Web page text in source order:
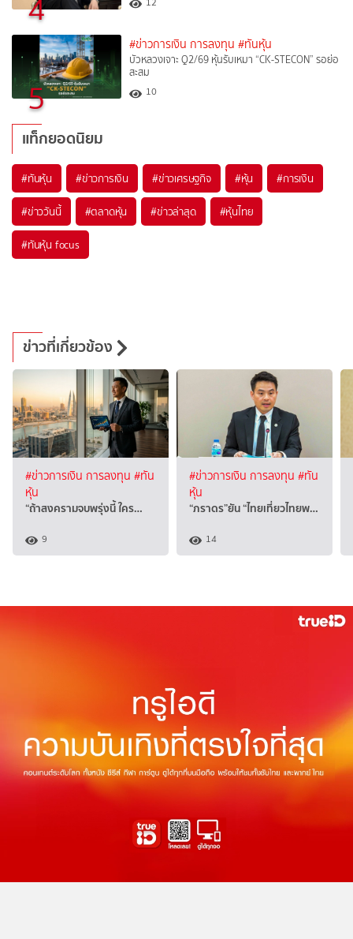
5
#ข่าวการเงิน การลงทุน #ทันหุ้น
บัวหลวงเจาะ Q2/69 หุ้นรับเหมา “CK-STECON” รอย่อ
สะสม
10
แท็กยอดนิยม
#ทันหุ้น #ข่าวการเงิน #ข่าวเศรษฐกิจ #หุ้น #การเงิน
#ข่าววันนี้ #ตลาดหุ้น #ข่าวล่าสุด #หุ้นไทย
#ทันหุ้น focus
ข่าวที่เกี่ยวข้อง
#ข่าวการเงิน การลงทุน #ทัน
หุ้น
“ถ้าสงครามจบพรุ่งนี้ ใคร…
9
#ข่าวการเงิน การลงทุน #ทัน
หุ้น
“ภราดร”ยัน “ไทยเที่ยวไทยพ…
14